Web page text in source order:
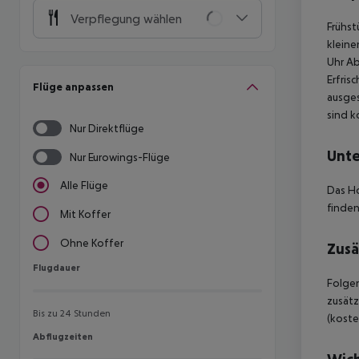
Verpflegung wählen
Flüge anpassen
Nur Direktflüge
Nur Eurowings-Flüge
Alle Flüge
Mit Koffer
Ohne Koffer
Flugdauer
Flugdauer
Bis zu 24 Stunden
Abflugzeiten
Abflugzeiten
Uhr
sind
Das